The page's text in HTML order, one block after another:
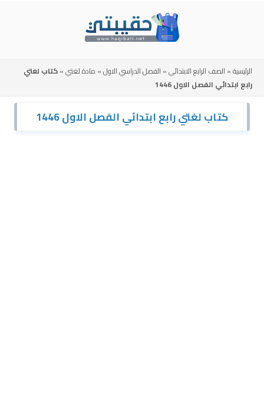
الرئيسية» الصف الرابع الابتدائي» الفصل الدراسي الاول» مادة لغتي»كتاب لغتي
رابع ابتدائي الفصل الاول 1446
كتاب لغتي رابع ابتدائي الفصل الاول 1446